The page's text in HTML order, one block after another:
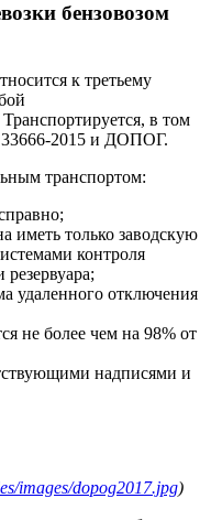
бензовозом
к третьему
в том
33666-2015 и ДОПОГ.
транспортом:
иметь только заводскую
контроля
удаленного отключения
не более чем на 98% от
надписями и
images/dopog2017.jpg)